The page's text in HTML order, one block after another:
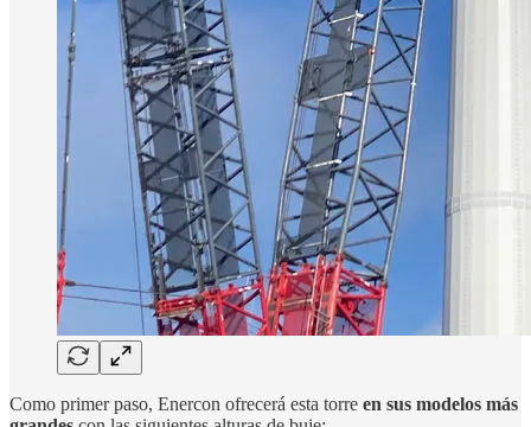
Como primer paso, Enercon ofrecerá esta torre en sus modelos más